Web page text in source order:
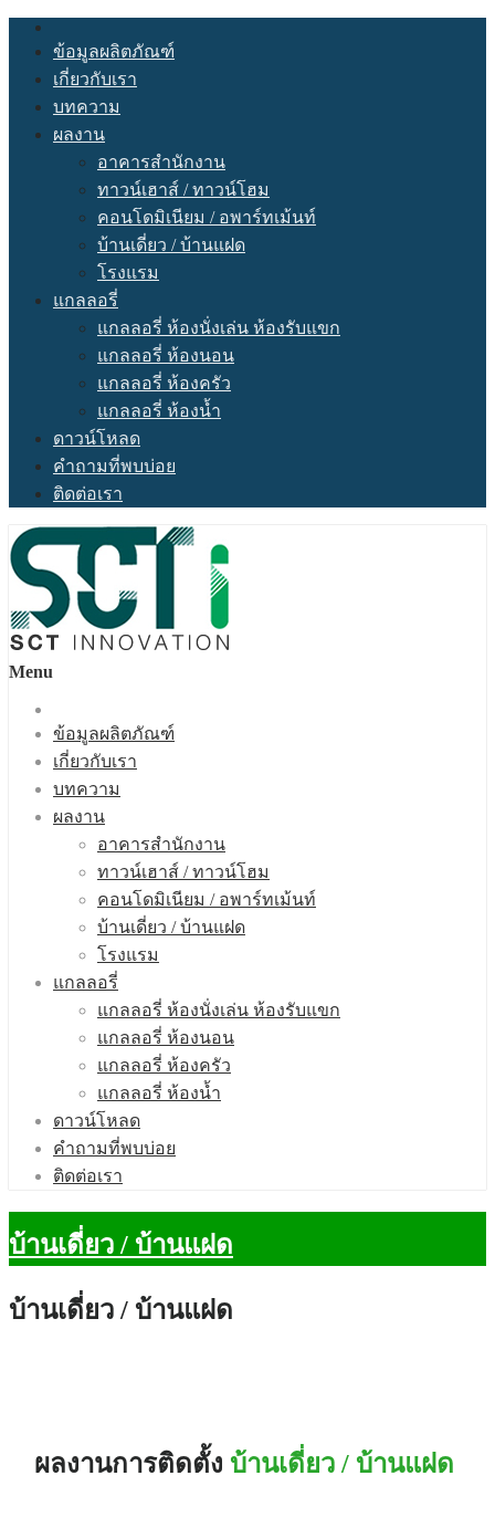
Skip
content
ข้อมูลผลิตภัณฑ์
เกี่ยวกับเรา
บทความ
ผลงาน
อาคารสำนักงาน
ทาวน์เฮาส์ / ทาวน์โฮม
คอนโดมิเนียม / อพาร์ทเม้นท์
บ้านเดี่ยว / บ้านแฝด
โรงแรม
แกลลอรี่
แกลลอรี่ ห้องนั่งเล่น ห้องรับแขก
แกลลอรี่ ห้องนอน
แกลลอรี่ ห้องครัว
แกลลอรี่ ห้องนํ้า
ดาวน์โหลด
คำถามที่พบบ่อย
ติดต่อเรา
Menu
ข้อมูลผลิตภัณฑ์
เกี่ยวกับเรา
บทความ
ผลงาน
อาคารสำนักงาน
ทาวน์เฮาส์ / ทาวน์โฮม
คอนโดมิเนียม / อพาร์ทเม้นท์
บ้านเดี่ยว / บ้านแฝด
โรงแรม
แกลลอรี่
แกลลอรี่ ห้องนั่งเล่น ห้องรับแขก
แกลลอรี่ ห้องนอน
แกลลอรี่ ห้องครัว
แกลลอรี่ ห้องนํ้า
ดาวน์โหลด
คำถามที่พบบ่อย
ติดต่อเรา
บ้านเดี่ยว / บ้านแฝด
บ้านเดี่ยว / บ้านแฝด
ผลงานการติดตั้ง บ้านเดี่ยว / บ้านแฝด